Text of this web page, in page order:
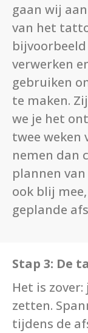
gaan wij
van het
verwerken
gebruiken
te maken.
we je het
twee weken
nemen dan
plannen
ook blij
geplande
Stap 3: De
Het is
zetten.
tijdens de